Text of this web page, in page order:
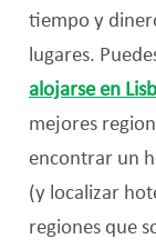
tiempo y
lugares.
alojarse en
mejores
encontrar un
(y localizar
regiones que